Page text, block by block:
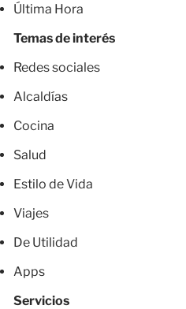
Última Hora
Temas de interés
Redes sociales
Alcaldías
Cocina
Salud
Estilo de Vida
Viajes
De Utilidad
Apps
Servicios